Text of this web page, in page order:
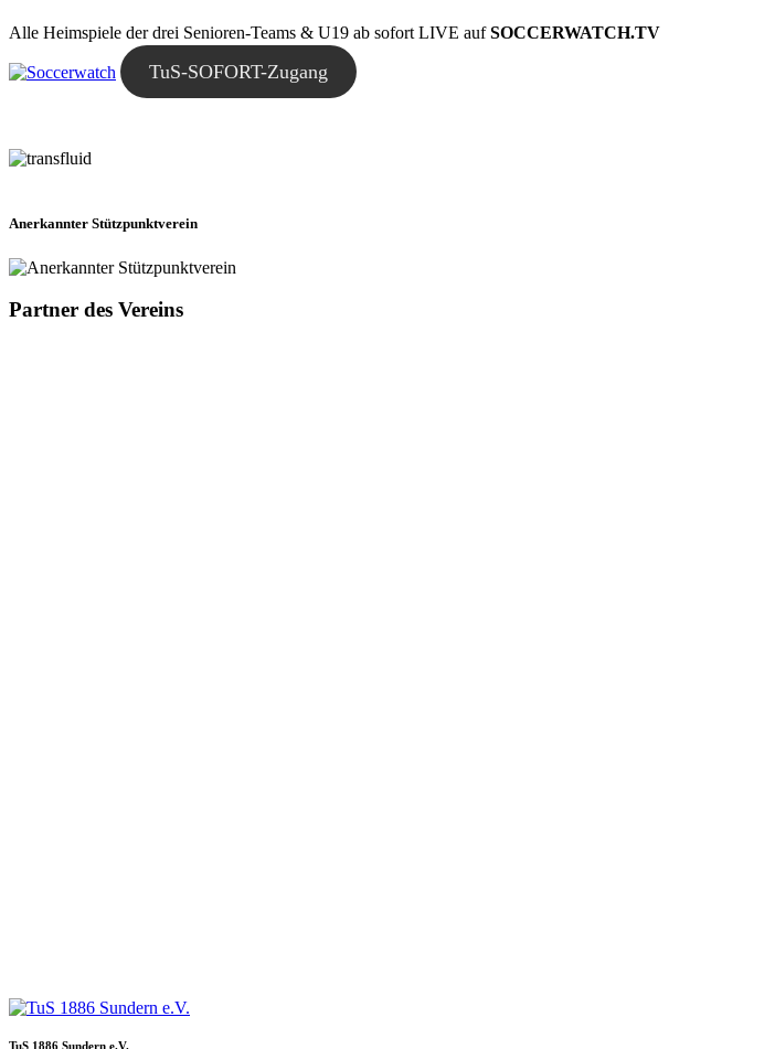
Alle Heimspiele der drei Senioren-Teams & U19 ab sofort LIVE aufSOCCERWATCH.TV
TuS-SOFORT-Zugang
Anerkannter Stützpunktverein
Partner des Vereins
TuS 1886 Sundern e.V.